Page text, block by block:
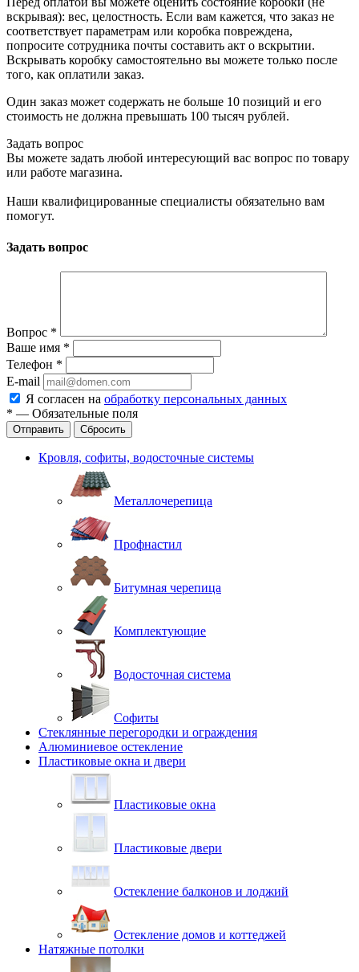
вскрывая): вес, целостность. Если вам кажется, что заказ не
соответствует параметрам или коробка повреждена,
попросите сотрудника почты составить акт о вскрытии.
Вскрывать коробку самостоятельно вы можете только после
того, как оплатили заказ.
Один заказ может содержать не больше 10 позиций и его
стоимость не должна превышать 100 тысяч рублей.
Задать вопрос
Вы можете задать любой интересующий вас вопрос по товару
или работе магазина.
Наши квалифицированные специалисты обязательно вам
помогут.
Задать вопрос
Вопрос *
Ваше имя *
Телефон *
E-mail
Я согласен на обработку персональных данных
* — Обязательные поля
Отправить Сбросить
Кровля, софиты, водосточные системы
Металлочерепица
Профнастил
Битумная черепица
Комплектующие
Водосточная система
Софиты
Стеклянные перегородки и ограждения
Алюминиевое остекление
Пластиковые окна и двери
Пластиковые окна
Пластиковые двери
Остекление балконов и лоджий
Остекление домов и коттеджей
Натяжные потолки